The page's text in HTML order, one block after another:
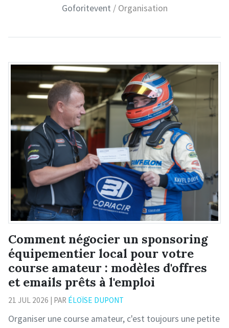
Goforitevent / Organisation
Comment négocier un sponsoring
équipementier local pour votre
course amateur : modèles d'offres
et emails prêts à l'emploi
21 JUL 2026 | PAR ÉLOÏSE DUPONT
Organiser une course amateur, c'est toujours une petite